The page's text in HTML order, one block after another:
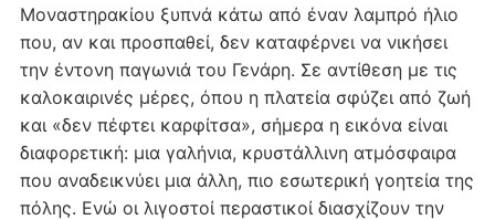
Μοναστηρακίου ξυπνά κάτω από έναν λαμπρό ήλιο
που, αν και προσπαθεί, δεν καταφέρνει να νικήσει
την έντονη παγωνιά του Γενάρη. Σε αντίθεση με τις
καλοκαιρινές μέρες, όπου η πλατεία σφύζει από ζωή
και «δεν πέφτει καρφίτσα», σήμερα η εικόνα είναι
διαφορετική: μια γαλήνια, κρυστάλλινη ατμόσφαιρα
που αναδεικνύει μια άλλη, πιο εσωτερική γοητεία της
πόλης. Ενώ οι λιγοστοί περαστικοί διασχίζουν την